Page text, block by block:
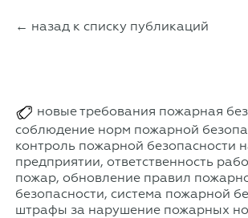
← назад к списку публикаций
новые требования пожарная
соблюдение норм пожарной
контроль пожарной безопасности
предприятии, ответственность
пожар, обновление правил
безопасности, система пожарной
штрафы за нарушение пожарных